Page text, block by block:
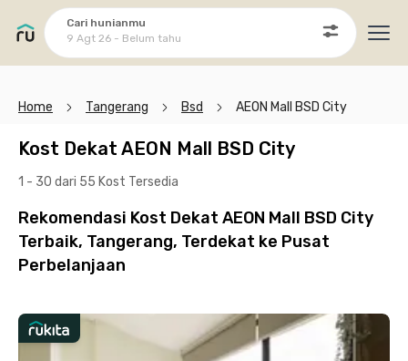
Cari hunianmu
9 Agt 26 - Belum tahu
Home Tangerang Bsd AEON Mall BSD City
Kost Dekat AEON Mall BSD City
1 - 30 dari 55 Kost Tersedia
Rekomendasi Kost Dekat AEON Mall BSD City
Terbaik, Tangerang, Terdekat ke Pusat
Perbelanjaan